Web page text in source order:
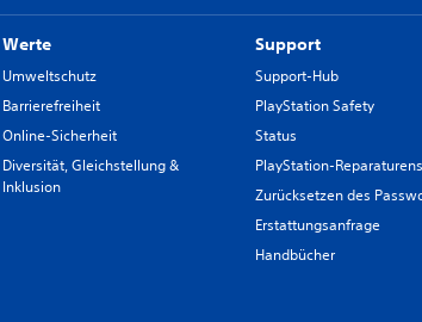
Werte
Umweltschutz
Barrierefreiheit
Online-Sicherheit
Diversität, Gleichstellung &
Inklusion
Support
Support-Hub
PlayStation Safety
Status
PlayStation-
Zurücksetzen des
Erstattungsanfrage
Handbücher